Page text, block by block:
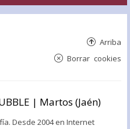
Arriba
Borrar cookies
| Martos (Jaén)
Desde 2004 en Internet